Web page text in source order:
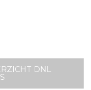
DNL